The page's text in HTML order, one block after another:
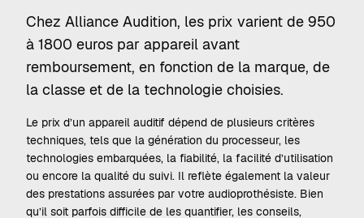
Chez Alliance Audition, les prix varient de 950
à 1800 euros par appareil avant
remboursement, en fonction de la marque, de
la classe et de la technologie choisies.
Le prix d’un appareil auditif dépend de plusieurs critères
techniques, tels que la génération du processeur, les
technologies embarquées, la fiabilité, la facilité d’utilisation
ou encore la qualité du suivi. Il reflète également la valeur
des prestations assurées par votre audioprothésiste. Bien
qu’il soit parfois difficile de les quantifier, les conseils,